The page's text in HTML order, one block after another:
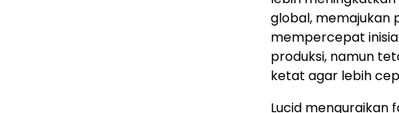
global, memajukan
mempercepat
produksi, namun
ketat agar lebih
Lucid menguraikan